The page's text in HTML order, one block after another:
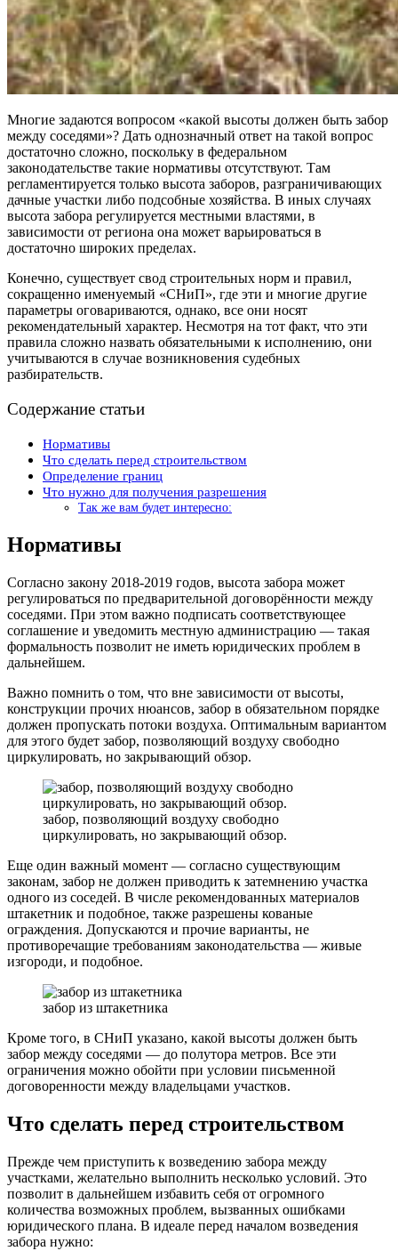
Многие задаются вопросом «какой высоты должен быть забор
между соседями»? Дать однозначный ответ на такой вопрос
достаточно сложно, поскольку в федеральном
законодательстве такие нормативы отсутствуют. Там
регламентируется только высота заборов, разграничивающих
дачные участки либо подсобные хозяйства. В иных случаях
высота забора регулируется местными властями, в
зависимости от региона она может варьироваться в
достаточно широких пределах.
Конечно, существует свод строительных норм и правил,
сокращенно именуемый «СНиП», где эти и многие другие
параметры оговариваются, однако, все они носят
рекомендательный характер. Несмотря на тот факт, что эти
правила сложно назвать обязательными к исполнению, они
учитываются в случае возникновения судебных
разбирательств.
Содержание статьи
Нормативы
Что сделать перед строительством
Определение границ
Что нужно для получения разрешения
Так же вам будет интересно:
Нормативы
Согласно закону 2018-2019 годов, высота забора может
регулироваться по предварительной договорённости между
соседями. При этом важно подписать соответствующее
соглашение и уведомить местную администрацию — такая
формальность позволит не иметь юридических проблем в
дальнейшем.
Важно помнить о том, что вне зависимости от высоты,
конструкции прочих нюансов, забор в обязательном порядке
должен пропускать потоки воздуха. Оптимальным вариантом
для этого будет забор, позволяющий воздуху свободно
циркулировать, но закрывающий обзор.
забор, позволяющий воздуху свободно
циркулировать, но закрывающий обзор.
Еще один важный момент — согласно существующим
законам, забор не должен приводить к затемнению участка
одного из соседей. В числе рекомендованных материалов
штакетник и подобное, также разрешены кованые
ограждения. Допускаются и прочие варианты, не
противоречащие требованиям законодательства — живые
изгороди, и подобное.
забор из штакетника
Кроме того, в СНиП указано, какой высоты должен быть
забор между соседями — до полутора метров. Все эти
ограничения можно обойти при условии письменной
договоренности между владельцами участков.
Что сделать перед строительством
Прежде чем приступить к возведению забора между
участками, желательно выполнить несколько условий. Это
позволит в дальнейшем избавить себя от огромного
количества возможных проблем, вызванных ошибками
юридического плана. В идеале перед началом возведения
забора нужно: